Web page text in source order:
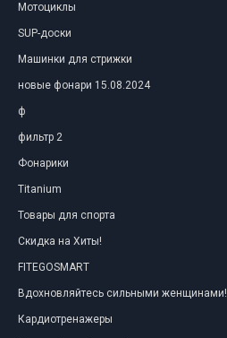
Мотоциклы
SUP-доски
Машинки для стрижки
новые фонари 15.08.2024
ф
фильтр 2
Фонарики
Titanium
Товары для спорта
Скидка на Хиты!
FITEGOSMART
Вдохновляйтесь сильными женщинами!
Кардиотренажеры